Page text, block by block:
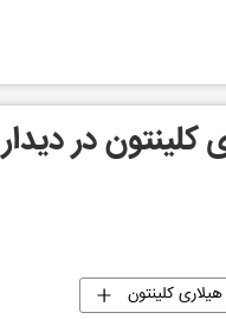
در
هیلاری کلینتون